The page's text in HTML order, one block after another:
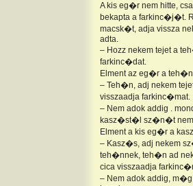
A kis eg�r nem hitte,
bekapta a farkinc�j�t.
macsk�t, adja vissza
adta.
– Hozz nekem tejet a
farkinc�dat.
Elment az eg�r a
– Teh�n, adj nekem
visszaadja farkinc�mat.
– Nem adok addig .
kasz�st�l sz�n�t nem
Elment a kis eg�r a
– Kasz�s, adj nekem
teh�nnek, teh�n ad
cica visszaadja
– Nem adok addig,